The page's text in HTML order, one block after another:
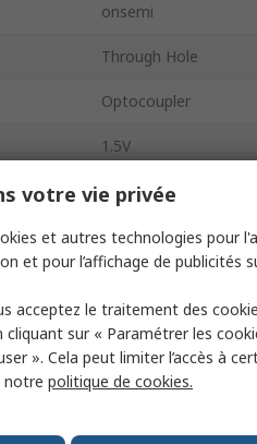
onsemi
Through Hole
Optocoupler
1.5V
1
6
0.1μs
10mA
votre vie privée
et autres technologies pour
et pour l’affichage de publicités
acceptez le traitement des
sur « Paramétrer les
». Cela peut limiter l’accès à
notre politique de cookies.